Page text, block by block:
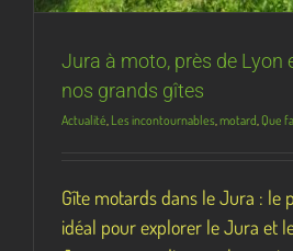
Jura à moto, près de Lyon
nos grands gîtes
Actualité Les incontournables motard Que
Gîte motards dans le Jura : le
idéal pour explorer le Jura et